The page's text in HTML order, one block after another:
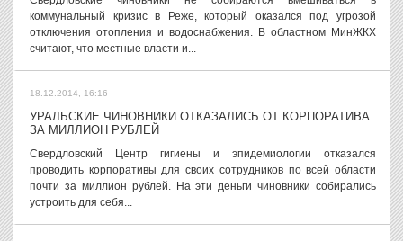
коммунальный кризис в Реже, который оказался под угрозой
отключения отопления и водоснабжения. В областном МинЖКХ
считают, что местные власти и...
18.12.2014, 16:16
УРАЛЬСКИЕ ЧИНОВНИКИ ОТКАЗАЛИСЬ ОТ КОРПОРАТИВА
ЗА МИЛЛИОН РУБЛЕЙ
Свердловский Центр гигиены и эпидемиологии отказался
проводить корпоративы для своих сотрудников по всей области
почти за миллион рублей. На эти деньги чиновники собирались
устроить для себя...